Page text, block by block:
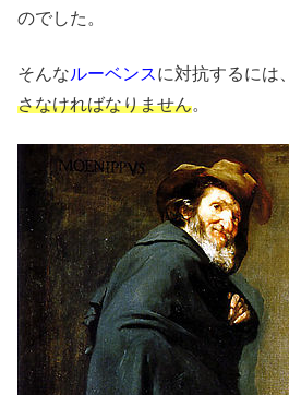
のでした。
そんなルーベンスに対抗するには、
さなければなりません。